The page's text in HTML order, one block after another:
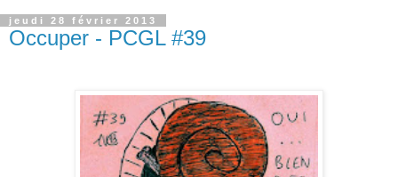
jeudi 28 février 2013
Occuper - PCGL #39